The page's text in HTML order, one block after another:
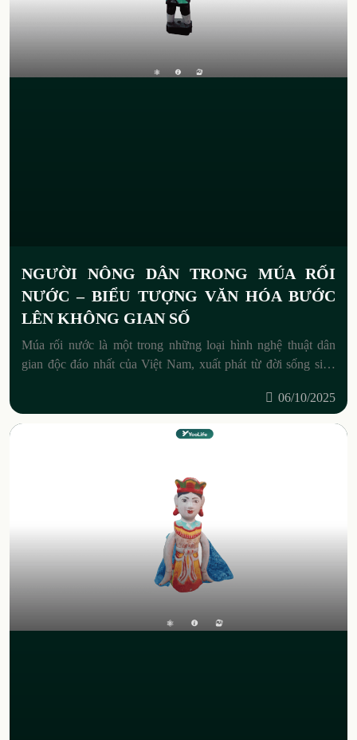
NGƯỜI NÔNG DÂN TRONG MÚA RỐI
NƯỚC – BIỂU TƯỢNG VĂN HÓA BƯỚC
LÊN KHÔNG GIAN SỐ
Múa rối nước là một trong những loại hình nghệ thuật dân
gian độc đáo nhất của Việt Nam, xuất phát từ đời sống sinh
06/10/2025